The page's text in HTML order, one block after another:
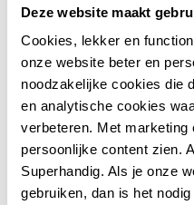
Deze website maakt
Cookies, lekker en
onze website beter en
noodzakelijke cookies die
en analytische cookies
verbeteren. Met marketing
persoonlijke content zien.
Superhandig. Als je onze
gebruiken, dan is het